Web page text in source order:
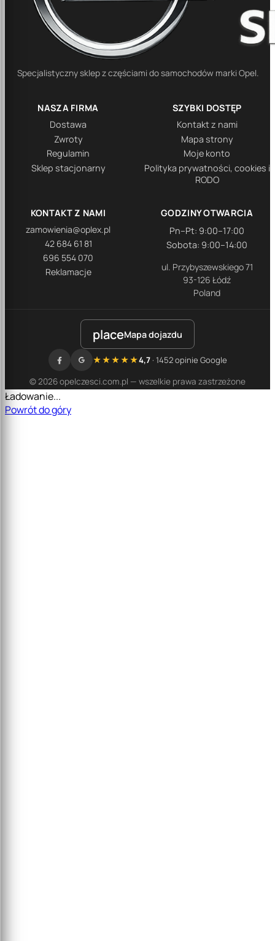
Specjalistyczny sklep z częściami do samochodów marki Opel.
NASZA FIRMA
Dostawa
Zwroty
Regulamin
Sklep stacjonarny
SZYBKI DOSTĘP
Kontakt z nami
Mapa strony
Moje konto
Polityka prywatności, cookies i
RODO
KONTAKT Z NAMI
zamowienia@oplex.pl
42 684 61 81
696 554 070
Reklamacje
GODZINY OTWARCIA
Pn–Pt: 9:00–17:00
Sobota: 9:00–14:00
ul. Przybyszewskiego 71
93-126 Łódź
Poland
placeMapa dojazdu
© 2026 opelczesci.com.pl — wszelkie prawa zastrzeżone
★★★★★4,7· 1452 opinie Google
Ładowanie...
Powrót do góry